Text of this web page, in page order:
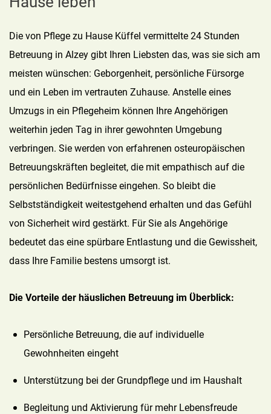
Die von Pflege zu Hause Küffel vermittelte 24 Stunden
Betreuung in Alzey gibt Ihren Liebsten das, was sie sich am
meisten wünschen: Geborgenheit, persönliche Fürsorge
und ein Leben im vertrauten Zuhause. Anstelle eines
Umzugs in ein Pflegeheim können Ihre Angehörigen
weiterhin jeden Tag in ihrer gewohnten Umgebung
verbringen. Sie werden von erfahrenen osteuropäischen
Betreuungskräften begleitet, die mit empathisch auf die
persönlichen Bedürfnisse eingehen. So bleibt die
Selbstständigkeit weitestgehend erhalten und das Gefühl
von Sicherheit wird gestärkt. Für Sie als Angehörige
bedeutet das eine spürbare Entlastung und die Gewissheit,
dass Ihre Familie bestens umsorgt ist.
Die Vorteile der häuslichen Betreuung im Überblick:
Persönliche Betreuung, die auf individuelle
Gewohnheiten eingeht
Unterstützung bei der Grundpflege und im Haushalt
Begleitung und Aktivierung für mehr Lebensfreude